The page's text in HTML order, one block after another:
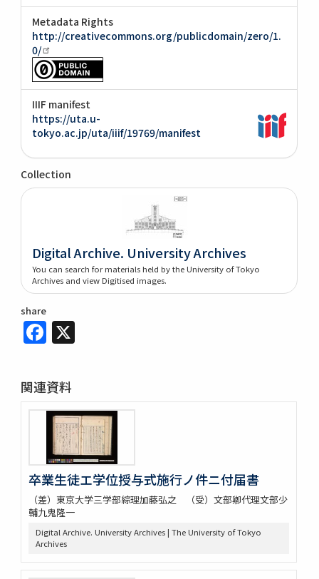
Metadata Rights
http://creativecommons.org/publicdomain/zero/1.
0/
IIIF manifest
https://uta.u-
tokyo.ac.jp/uta/iiif/19769/manifest
Collection
Digital Archive. University Archives
You can search for materials held by the University of Tokyo
Archives and view Digitised images.
share
Facebook
関連資料
卒業生徒エ学位授与式施行ノ件ニ付届書
（差）東京大学三学部綜理加藤弘之 （受）文部卿代理文部少
輔九鬼隆一
Digital Archive. University Archives | The University of Tokyo
Archives